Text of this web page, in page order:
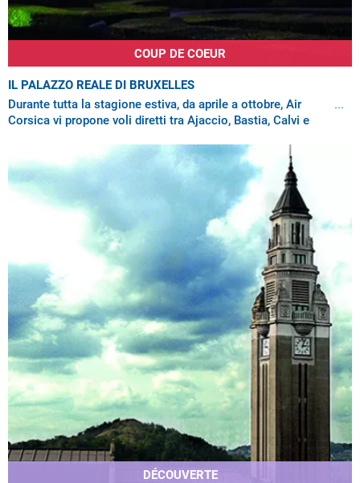
COUP DE COEUR
IL PALAZZO REALE DI BRUXELLES
Durante tutta la stagione estiva, da aprile a ottobre, Air
Corsica vi propone voli diretti tra Ajaccio, Bastia, Calvi e
DÉCOUVERTE